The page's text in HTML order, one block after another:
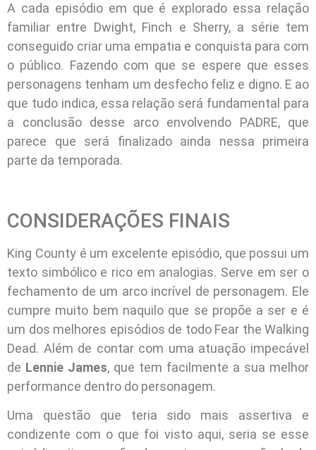
A cada episódio em que é explorado essa relação
familiar entre Dwight, Finch e Sherry, a série tem
conseguido criar uma empatia e conquista para com
o público. Fazendo com que se espere que esses
personagens tenham um desfecho feliz e digno. E ao
que tudo indica, essa relação será fundamental para
a conclusão desse arco envolvendo PADRE, que
parece que será finalizado ainda nessa primeira
parte da temporada.
CONSIDERAÇÕES FINAIS
King County é um excelente episódio, que possui um
texto simbólico e rico em analogias. Serve em ser o
fechamento de um arco incrível de personagem. Ele
cumpre muito bem naquilo que se propõe a ser e é
um dos melhores episódios de todo Fear the Walking
Dead. Além de contar com uma atuação impecável
de Lennie James, que tem facilmente a sua melhor
performance dentro do personagem.
Uma questão que teria sido mais assertiva e
condizente com o que foi visto aqui, seria se esse